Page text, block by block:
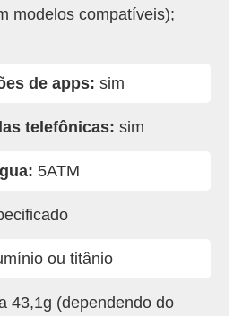
modelos compatíveis);
de apps: sim
telefônicas: sim
5ATM
ou titânio
43,1g (dependendo do